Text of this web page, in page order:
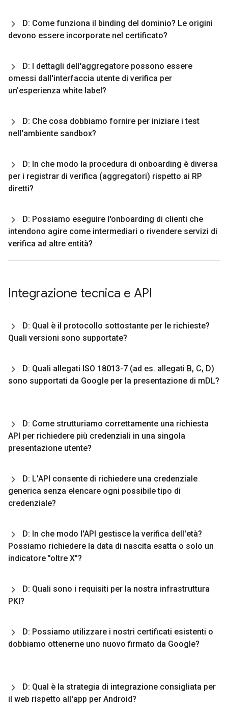
D: Come funziona il binding del dominio? Le origini
devono essere incorporate nel certificato?
D: I dettagli dell'aggregatore possono essere
omessi dall'interfaccia utente di verifica per
un'esperienza white label?
D: Che cosa dobbiamo fornire per iniziare i test
nell'ambiente sandbox?
D: In che modo la procedura di onboarding è diversa
per i registrar di verifica (aggregatori) rispetto ai RP
diretti?
D: Possiamo eseguire l'onboarding di clienti che
intendono agire come intermediari o rivendere servizi di
verifica ad altre entità?
Integrazione tecnica e API
D: Qual è il protocollo sottostante per le richieste?
Quali versioni sono supportate?
D: Quali allegati ISO 18013-7 (ad es. allegati B, C, D)
sono supportati da Google per la presentazione di mDL?
D: Come strutturiamo correttamente una richiesta
API per richiedere più credenziali in una singola
presentazione utente?
D: L'API consente di richiedere una credenziale
generica senza elencare ogni possibile tipo di
credenziale?
D: In che modo l'API gestisce la verifica dell'età?
Possiamo richiedere la data di nascita esatta o solo un
indicatore "oltre X"?
D: Quali sono i requisiti per la nostra infrastruttura
PKI?
D: Possiamo utilizzare i nostri certificati esistenti o
dobbiamo ottenerne uno nuovo firmato da Google?
D: Qual è la strategia di integrazione consigliata per
il web rispetto all'app per Android?